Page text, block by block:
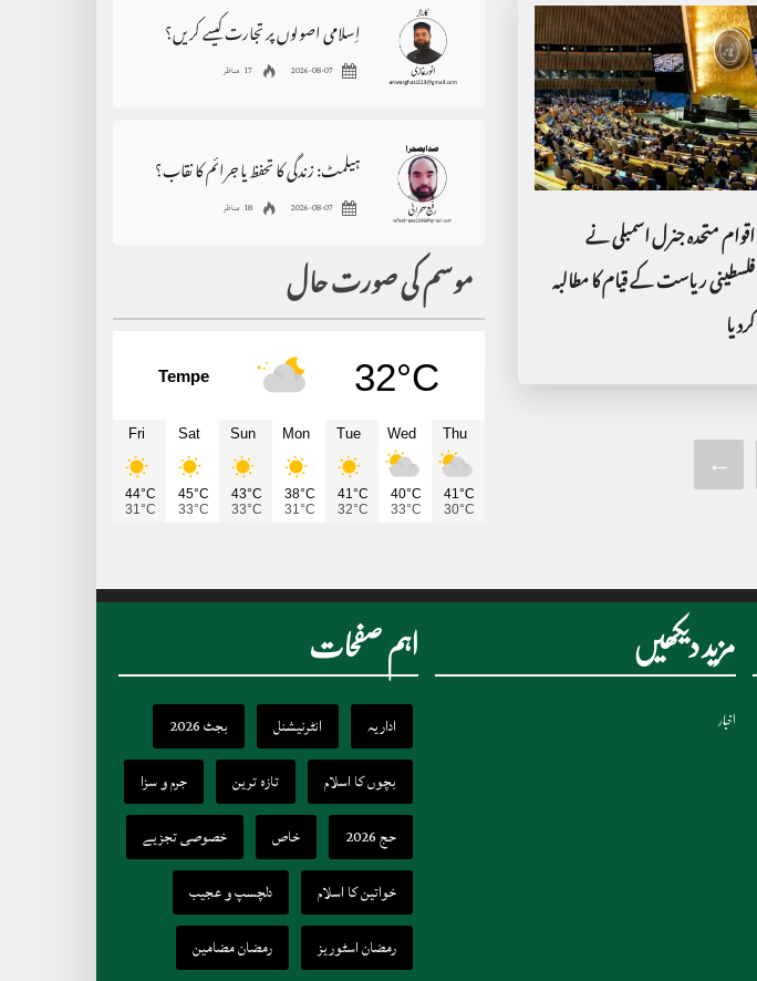
اِسلامی اصولوں پر تجارت کیسے کریں؟
2026-08-07 17 مناظر
ہیلمٹ: زندگی کا تحفظ یا جرائم کا نقاب؟
2026-08-07 18 مناظر
موسم کی صورت حال
Tempe 32°C
Fri
44°C
31°C
Sat
45°C
33°C
Sun
43°C
33°C
Mon
38°C
31°C
Tue
41°C
32°C
Wed
40°C
33°C
Thu
41°C
30°C
اقوام متحدہ جنرل اسمبلی نے
فلسطینی ریاست کے قیام کا مطالبہ
کردیا
←
مزید دیکھیں
اخبار
اہم صفحات
اداریہ انٹرنیشنل
بجٹ 2026
بچوں کا اسلام
تازہ ترین
جرم و سزا
حج 2026
خاص
خصوصی تجزیے
خواتین کا اسلام
دلچسپ و عجیب
رمضان اسٹوریز
رمضان مضامین